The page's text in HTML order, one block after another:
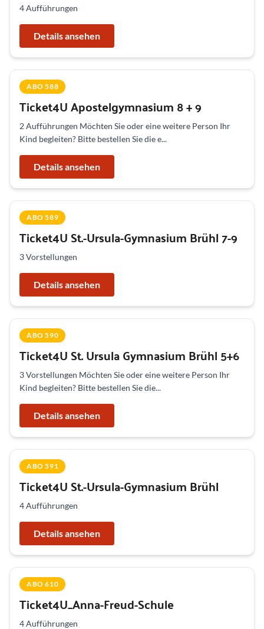
4 Aufführungen
Details ansehen
ABO 588
Ticket4U Apostelgymnasium 8 + 9
2 Aufführungen Möchten Sie oder eine weitere Person Ihr
Kind begleiten? Bitte bestellen Sie die e...
Details ansehen
ABO 589
Ticket4U St.-Ursula-Gymnasium Brühl 7-9
3 Vorstellungen
Details ansehen
ABO 590
Ticket4U St. Ursula Gymnasium Brühl 5+6
3 Vorstellungen Möchten Sie oder eine weitere Person Ihr
Kind begleiten? Bitte bestellen Sie die...
Details ansehen
ABO 591
Ticket4U St.-Ursula-Gymnasium Brühl
4 Aufführungen
Details ansehen
ABO 610
Ticket4U_Anna-Freud-Schule
4 Aufführungen